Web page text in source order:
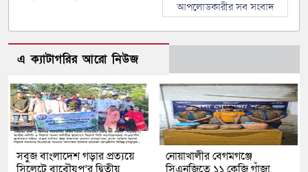
আপলোডকারীর সব সংবাদ
এ ক্যাটাগরির আরো নিউজ
সবুজ বাংলাদেশ গড়ার প্রত্যয়ে
নোয়াখালীর বেগমগঞ্জে